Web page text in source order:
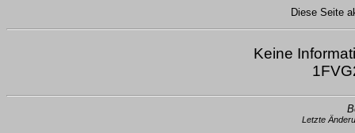
Diese Seite
Keine
Letzte